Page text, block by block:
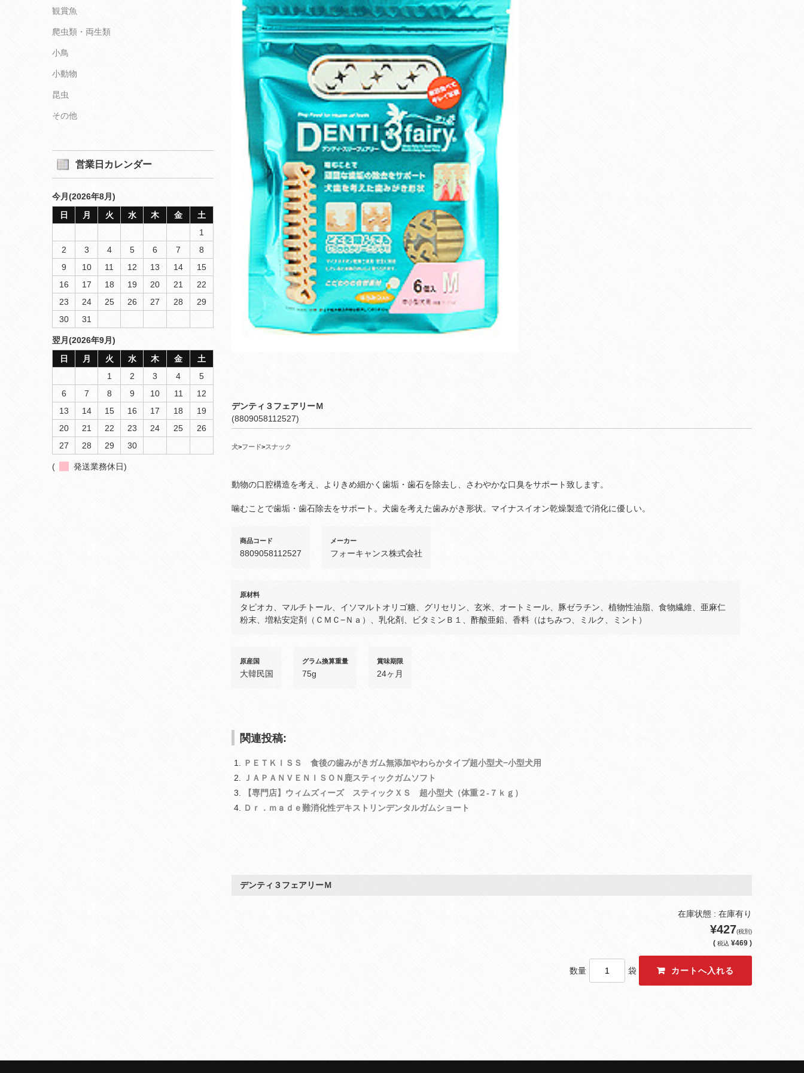
デンティ３フェアリーＭ
(8809058112527)
犬>フード>スナック
動物の口腔構造を考え、よりきめ細かく歯垢・歯石を除去し、さわやかな口臭をサポート致します。
噛むことで歯垢・歯石除去をサポート。犬歯を考えた歯みがき形状。マイナスイオン乾燥製造で消化に優しい。
商品コード
8809058112527
メーカー
フォーキャンス株式会社
原材料
タピオカ、マルチトール、イソマルトオリゴ糖、グリセリン、玄米、オートミール、豚ゼラチン、植物性油脂、食物繊維、亜麻仁
粉末、増粘安定剤（ＣＭＣ−Ｎａ）、乳化剤、ビタミンＢ１、酢酸亜鉛、香料（はちみつ、ミルク、ミント）
原産国
大韓民国
グラム換算重量
75g
賞味期限
24ヶ月
関連投稿:
ＰＥＴＫＩＳＳ 食後の歯みがきガム無添加やわらかタイプ超小型犬−小型犬用
ＪＡＰＡＮＶＥＮＩＳＯＮ鹿スティックガムソフト
【専門店】ウィムズィーズ スティックＸＳ 超小型犬（体重２‐７ｋｇ）
Ｄｒ．ｍａｄｅ難消化性デキストリンデンタルガムショート
デンティ３フェアリーＭ
在庫状態 : 在庫有り
¥427(税別)
( 税込 ¥469 )
数量 袋
観賞魚
爬虫類・両生類
小鳥
小動物
昆虫
その他
営業日カレンダー
今月(2026年8月)
日
月 火 水 木 金
土
1
2
3 4 5 6 7
8
9
10 11 12 13 14
15
16
17 18 19 20 21
22
23
24 25 26 27 28
29
30
31
翌月(2026年9月)
日
月 火 水 木 金
土
1
2 3 4
5
6
7 8 9 10 11
12
13
14 15 16 17 18
19
20
21 22 23 24 25
26
27
28 29 30
( 発送業務休日)